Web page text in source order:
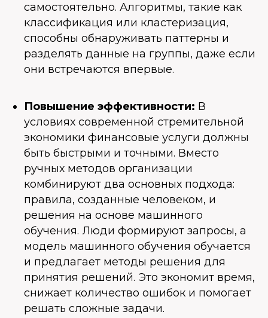
самостоятельно. Алгоритмы, такие как
классификация или кластеризация,
способны обнаруживать паттерны и
разделять данные на группы, даже если
они встречаются впервые.
Повышение эффективности: В
условиях современной стремительной
экономики финансовые услуги должны
быть быстрыми и точными. Вместо
ручных методов организации
комбинируют два основных подхода:
правила, созданные человеком, и
решения на основе машинного
обучения. Люди формируют запросы, а
модель машинного обучения обучается
и предлагает методы решения для
принятия решений. Это экономит время,
снижает количество ошибок и помогает
решать сложные задачи.